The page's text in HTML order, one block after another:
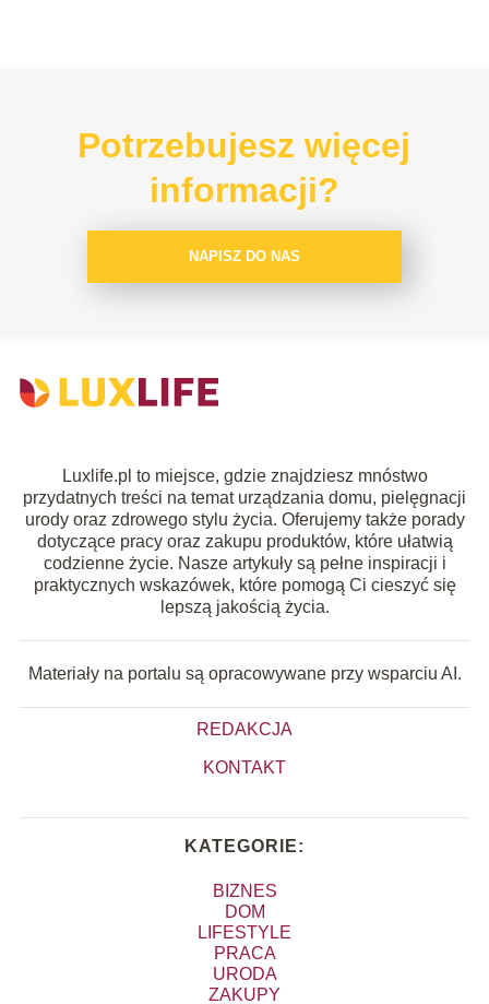
Potrzebujesz więcej
informacji?
NAPISZ DO NAS
Luxlife.pl to miejsce, gdzie znajdziesz mnóstwo
przydatnych treści na temat urządzania domu, pielęgnacji
urody oraz zdrowego stylu życia. Oferujemy także porady
dotyczące pracy oraz zakupu produktów, które ułatwią
codzienne życie. Nasze artykuły są pełne inspiracji i
praktycznych wskazówek, które pomogą Ci cieszyć się
lepszą jakością życia.
Materiały na portalu są opracowywane przy wsparciu AI.
REDAKCJA
KONTAKT
KATEGORIE:
BIZNES
DOM
LIFESTYLE
PRACA
URODA
ZAKUPY